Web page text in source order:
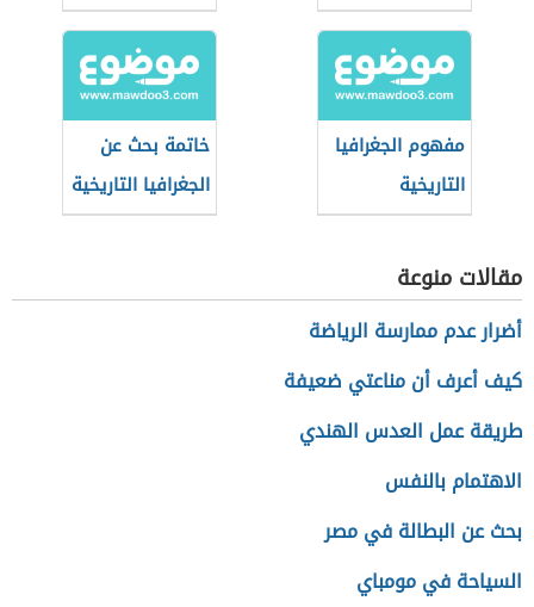
مفهوم الجغرافيا
التاريخية
خاتمة بحث عن
الجغرافيا التاريخية
مقالات منوعة
أضرار عدم ممارسة الرياضة
كيف أعرف أن مناعتي ضعيفة
طريقة عمل العدس الهندي
الاهتمام بالنفس
بحث عن البطالة في مصر
السياحة في مومباي